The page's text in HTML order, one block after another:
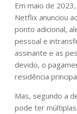
Em maio de
Netflix anunciou
ponto adicional,
pessoal e
assinante e as
devido, o
residência
Mas, segundo a
pode ter